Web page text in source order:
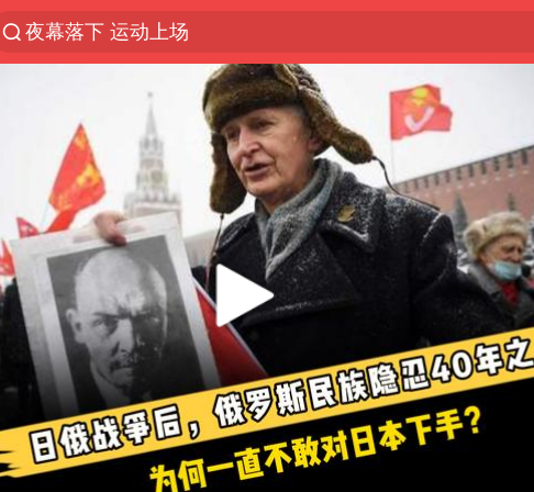
夜幕落下 运动上场
美国将对多晶硅衍生品加征15%关税
泰交通部副部长回应中国人遭歧视手势
改名后的“青海拉面”店
勒沃库森U17主帅盛赞赵松源
台军“汉光秀”开场闹剧多
段绚竞因公牺牲 年仅44岁
1岁宝宝碰坏纸巾盒 宝妈被索赔924元
女子开一天一夜空调后二氧化碳中毒
97岁英国奶奶飞上天再破吉尼斯纪录
“空调24小时开着更省电”不实